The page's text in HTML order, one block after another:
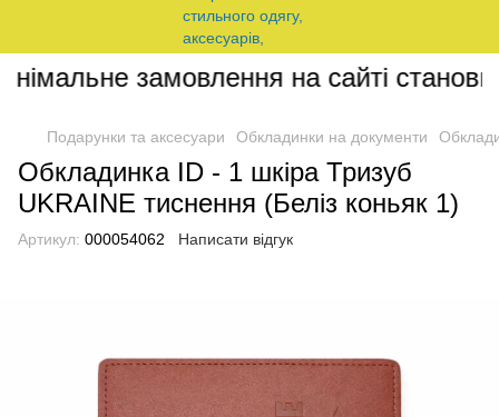
замовлення на сайті
Подарунки та аксесуари Обкладинки на документи
Обкладинка ID - 1 шкіра Тризуб
UKRAINE тиснення (Беліз коньяк 1)
Артикул: 000054062 Написати відгук